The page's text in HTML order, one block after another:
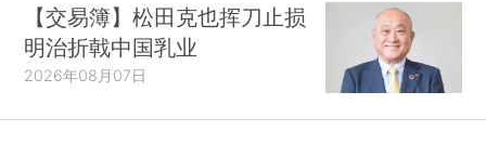
【交易簿】松田克也挥刀止损
明治折戟中国乳业
2026年08月07日